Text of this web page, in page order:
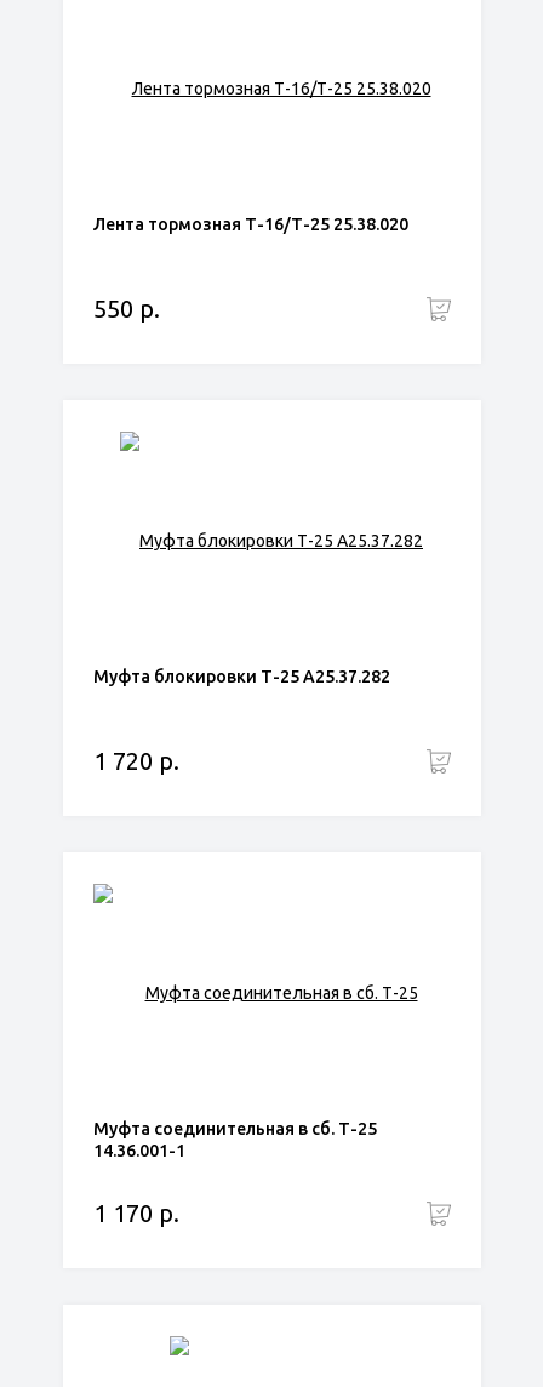
Лента тормозная Т-16/Т-25 25.38.020
550 р.
Муфта блокировки Т-25 А25.37.282
1 720 р.
Муфта соединительная в сб. Т-25
14.36.001-1
1 170 р.